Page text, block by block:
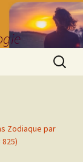
Zodiaque par